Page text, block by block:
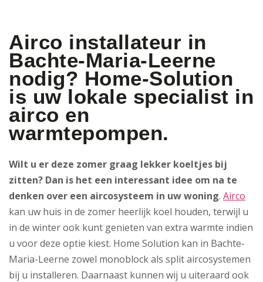
Airco installateur in
Bachte-Maria-Leerne
nodig? Home-Solution
is uw lokale specialist in
airco en
warmtepompen.
Wilt u er deze zomer graag lekker koeltjes bij
zitten? Dan is het een interessant idee om na te
denken over een aircosysteem in uw woning. Airco
kan uw huis in de zomer heerlijk koel houden, terwijl u
in de winter ook kunt genieten van extra warmte indien
u voor deze optie kiest. Home Solution kan in Bachte-
Maria-Leerne zowel monoblock als split aircosystemen
bij u installeren. Daarnaast kunnen wij u uiteraard ook